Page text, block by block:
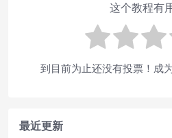
这个教程有
到目前为止还没有投票！成
最近更新